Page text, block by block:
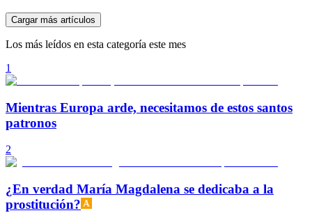
Cargar más artículos
Los más leídos en esta categoría este mes
1
Mientras Europa arde, necesitamos de estos santos
patronos
2
¿En verdad María Magdalena se dedicaba a la
prostitución?